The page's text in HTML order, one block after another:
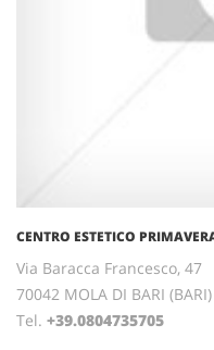
CENTRO ESTETICO
Via Baracca Francesco, 47
70042 MOLA DI BARI
Tel. +39.0804735705